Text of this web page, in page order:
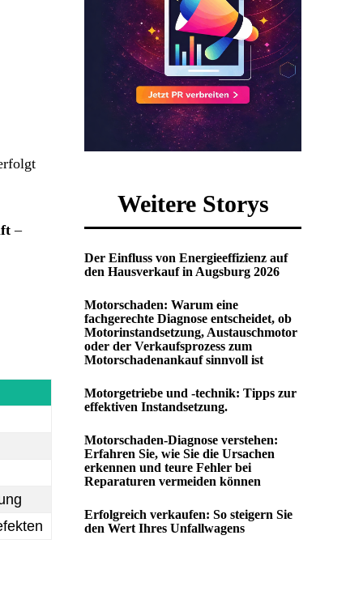
–
Weitere Storys
Der Einfluss von Energieeffizienz auf
den Hausverkauf in Augsburg 2026
Motorschaden: Warum eine
fachgerechte Diagnose entscheidet, ob
Motorinstandsetzung, Austauschmotor
oder der Verkaufsprozess zum
Motorschadenankauf sinnvoll ist
Motorgetriebe und -technik: Tipps zur
effektiven Instandsetzung.
Motorschaden-Diagnose verstehen:
Erfahren Sie, wie Sie die Ursachen
erkennen und teure Fehler bei
Reparaturen vermeiden können
Erfolgreich verkaufen: So steigern Sie
den Wert Ihres Unfallwagens